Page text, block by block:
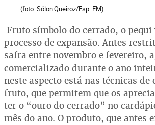
(foto: Sólon Queiroz/Esp. EM)
Fruto símbolo do cerrado, o
processo de expansão. Antes
safra entre novembro e fevereiro,
comercializado durante o ano
neste aspecto está nas técnicas de
fruto, que permitem que os
ter o “ouro do cerrado” no
mês do ano. O produto, que antes